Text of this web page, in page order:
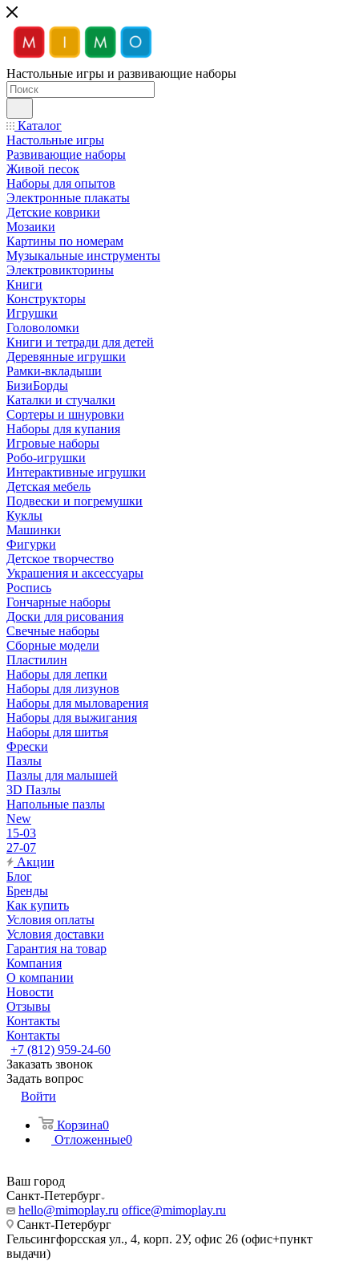
Настольные игры и развивающие наборы
Каталог
Настольные игры
Развивающие наборы
Живой песок
Наборы для опытов
Электронные плакаты
Детские коврики
Мозаики
Картины по номерам
Музыкальные инструменты
Электровикторины
Книги
Конструкторы
Игрушки
Головоломки
Книги и тетради для детей
Деревянные игрушки
Рамки-вкладыши
БизиБорды
Каталки и стучалки
Сортеры и шнуровки
Наборы для купания
Игровые наборы
Робо-игрушки
Интерактивные игрушки
Детская мебель
Подвески и погремушки
Куклы
Машинки
Фигурки
Детское творчество
Украшения и аксессуары
Роспись
Гончарные наборы
Доски для рисования
Свечные наборы
Сборные модели
Пластилин
Наборы для лепки
Наборы для лизунов
Наборы для мыловарения
Наборы для выжигания
Наборы для шитья
Фрески
Пазлы
Пазлы для малышей
3D Пазлы
Напольные пазлы
New
15-03
27-07
Акции
Блог
Бренды
Как купить
Условия оплаты
Условия доставки
Гарантия на товар
Компания
О компании
Новости
Отзывы
Контакты
Контакты
+7 (812) 959-24-60
Заказать звонок
Задать вопрос
Войти
Корзина0
Отложенные0
Ваш город
Санкт-Петербург
hello@mimoplay.ru office@mimoplay.ru
Санкт-Петербург
Гельсингфорсская ул., 4, корп. 2У, офис 26 (офис+пункт
выдачи)